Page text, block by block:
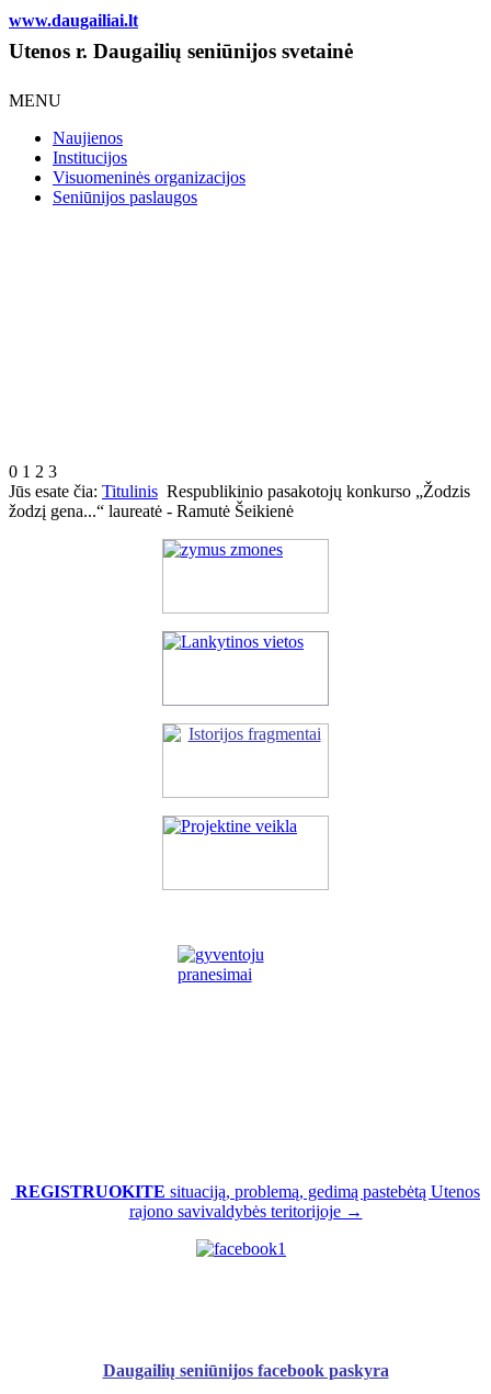
www.daugailiai.lt
Utenos r. Daugailių seniūnijos svetainė
MENU
Naujienos
Institucijos
Visuomeninės organizacijos
Seniūnijos paslaugos
0 1 2 3
Jūs esate čia: Titulinis Respublikinio pasakotojų konkurso „Žodzis
žodzį gena...“ laureatė - Ramutė Šeikienė
REGISTRUOKITE situaciją, problemą, gedimą pastebėtą Utenos
rajono savivaldybės teritorijoje →
Daugailių seniūnijos facebook paskyra